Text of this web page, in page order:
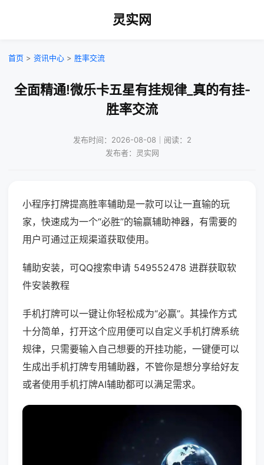
灵实网
首页 > 资讯中心 > 胜率交流
全面精通!微乐卡五星有挂规律_真的有挂-
胜率交流
发布时间：2026-08-08｜阅读：2
发布者：灵实网
小程序打牌提高胜率辅助是一款可以让一直输的玩
家，快速成为一个“必胜”的输赢辅助神器，有需要的
用户可通过正规渠道获取使用。
辅助安装，可QQ搜索申请 549552478 进群获取软
件安装教程
手机打牌可以一键让你轻松成为“必赢”。其操作方式
十分简单，打开这个应用便可以自定义手机打牌系统
规律，只需要输入自己想要的开挂功能，一键便可以
生成出手机打牌专用辅助器，不管你是想分享给好友
或者使用手机打牌AI辅助都可以满足需求。